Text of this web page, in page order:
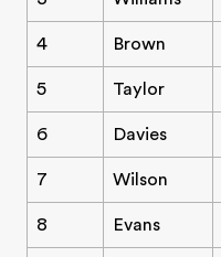
4 Brown
5 Taylor
6 Davies
7 Wilson
8 Evans